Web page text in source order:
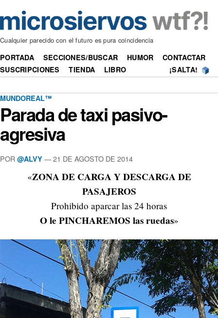
Cualquier parecido con el futuro es pura coincidencia
PORTADA SECCIONES/BUSCAR HUMOR
CONTACTAR
SUSCRIPCIONES
TIENDA LIBRO ¡SALTA!
MUNDOREAL™
Parada de taxi pasivo-
agresiva
POR @ALVY —21 DE AGOSTO DE 2014
«ZONA DE CARGA Y DESCARGA DE
PASAJEROS
Prohibido aparcar las 24 horas
O le PINCHAREMOS las ruedas»